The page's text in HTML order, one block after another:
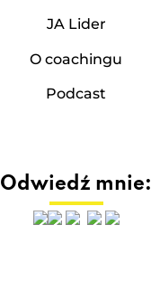
JA Lider
O coachingu
Podcast
Odwiedź mnie: